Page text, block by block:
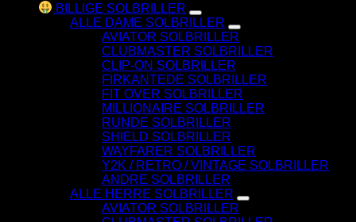
BILLIGE SOLBRILLER
ALLE DAME SOLBRILLER
AVIATOR SOLBRILLER
CLUBMASTER SOLBRILLER
CLIP-ON SOLBRILLER
FIRKANTEDE SOLBRILLER
FIT OVER SOLBRILLER
MILLIONAIRE SOLBRILLER
RUNDE SOLBRILLER
SHIELD SOLBRILLER
WAYFARER SOLBRILLER
Y2K / RETRO / VINTAGE SOLBRILLER
ANDRE SOLBRILLER
ALLE HERRE SOLBRILLER
AVIATOR SOLBRILLER